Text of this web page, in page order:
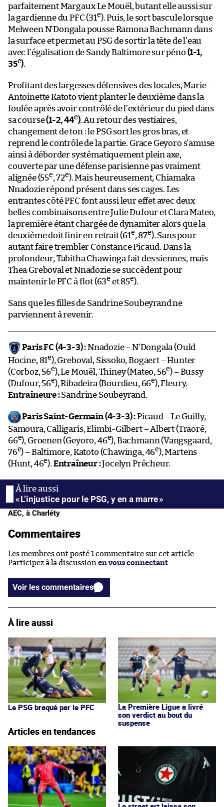
parfaitement Margaux Le Mouël, butant elle aussi sur
la gardienne du PFC (31e). Puis, le sort bascule lorsque
Melween N’Dongala pousse Ramona Bachmann dans
la surface et permet au PSG de sortir la tête de l’eau
avec l’égalisation de Sandy Baltimore sur péno (1-1,
35e).
Profitant des largesses défensives des locales, Marie-
Antoinette Katoto vient planter le deuxième dans la
foulée après avoir contrôlé de l’extérieur du pied dans
sa course(1-2, 44e). Au retour des vestiaires,
changement de ton : le PSG sort les gros bras, et
reprend le contrôle de la partie. Grace Geyoro s’amuse
ainsi à déborder systématiquement plein axe,
couverte par une défense parisienne pas vraiment
alignée (55e, 72e). Mais heureusement, Chiamaka
Nnadozie répond présent dans ses cages. Les
entrantes côté PFC font aussi leur effet avec deux
belles combinaisons entre Julie Dufour et Clara Mateo,
la première étant chargée de dynamiter alors que la
deuxième doit finir en retrait (61e, 87e). Sans pour
autant faire trembler Constance Picaud. Dans la
profondeur, Tabitha Chawinga fait des siennes, mais
Thea Greboval et Nnadozie se succèdent pour
maintenir le PFC à flot (63e et 85e).
Sans que les filles de Sandrine Soubeyrand ne
parviennent à revenir.
Paris FC (4-3-3) :Nnadozie – N’Dongala (Ould
Hocine, 81e), Greboval, Sissoko, Bogaert – Hunter
(Corboz, 56e), Le Mouël, Thiney (Mateo, 56e) – Bussy
(Dufour, 56e), Ribadeira (Bourdieu, 66e), Fleury.
Entraîneure :Sandrine Soubeyrand.
Paris Saint-Germain (4-3-3) :Picaud – Le Guilly,
Samoura, Calligaris, Elimbi-Gilbert – Albert (Traoré,
66e), Groenen (Geyoro, 46e), Bachmann (Vangsgaard,
76e) – Baltimore, Katoto (Chawinga, 46e), Martens
(Hunt, 46e). Entraîneur :Jocelyn Prêcheur.
« L’injustice pour le PSG, y en a marre »
AEC, à Charléty
Commentaires
Les membres ont posté 1 commentaire sur cet article.
Participez à la discussion en vous connectant .
Voir les commentaires
À lire aussi
Le PSG braqué par le PFC
La Première Ligue a livré
son verdict au bout du
suspense
Articles en tendances